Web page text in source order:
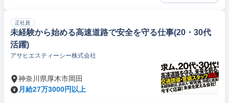
正社員
未経験から始める高速道路で安全を守る仕事(20・30代
活躍)
アサヒエスティーシー株式会社
神奈川県厚木市岡田
月給27万3000円以上